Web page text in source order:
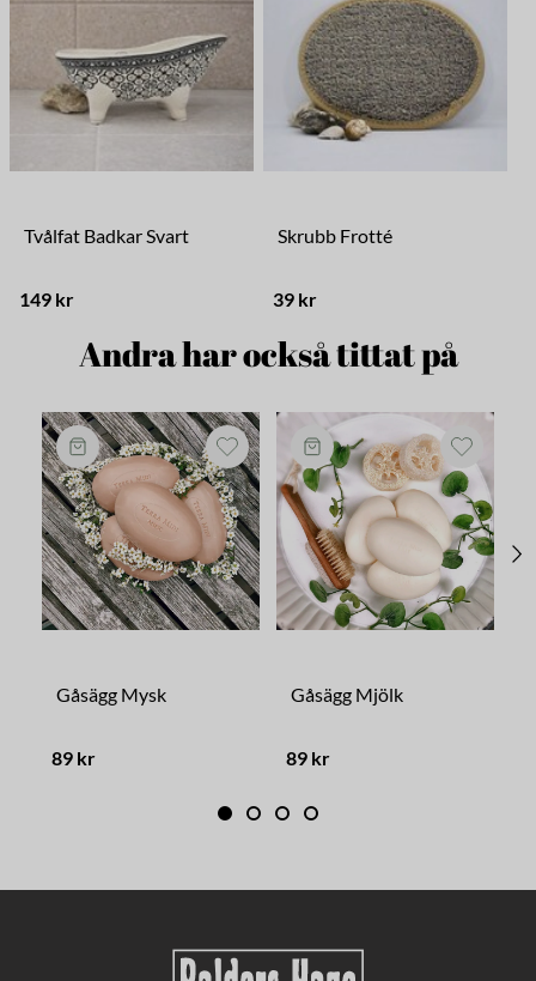
Tvålfat Badkar Svart
149 kr
Skrubb Frotté
39 kr
Andra har också tittat på
Gåsägg Mysk
89 kr
Gåsägg Mjölk
89 kr